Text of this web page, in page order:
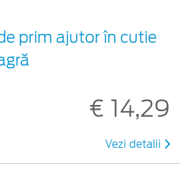
prim ajutor în cutie
€ 14,29
Vezi detalii